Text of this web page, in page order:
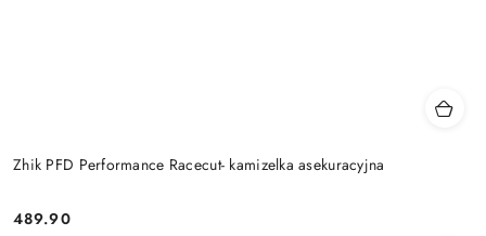
Zhik PFD Performance Racecut- kamizelka asekuracyjna
Cena:
489.90